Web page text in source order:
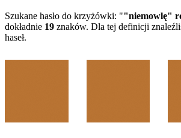
Szukane hasło do krzyżówki: ""niemowlę"
dokładnie 19 znaków. Dla tej definicji
haseł.